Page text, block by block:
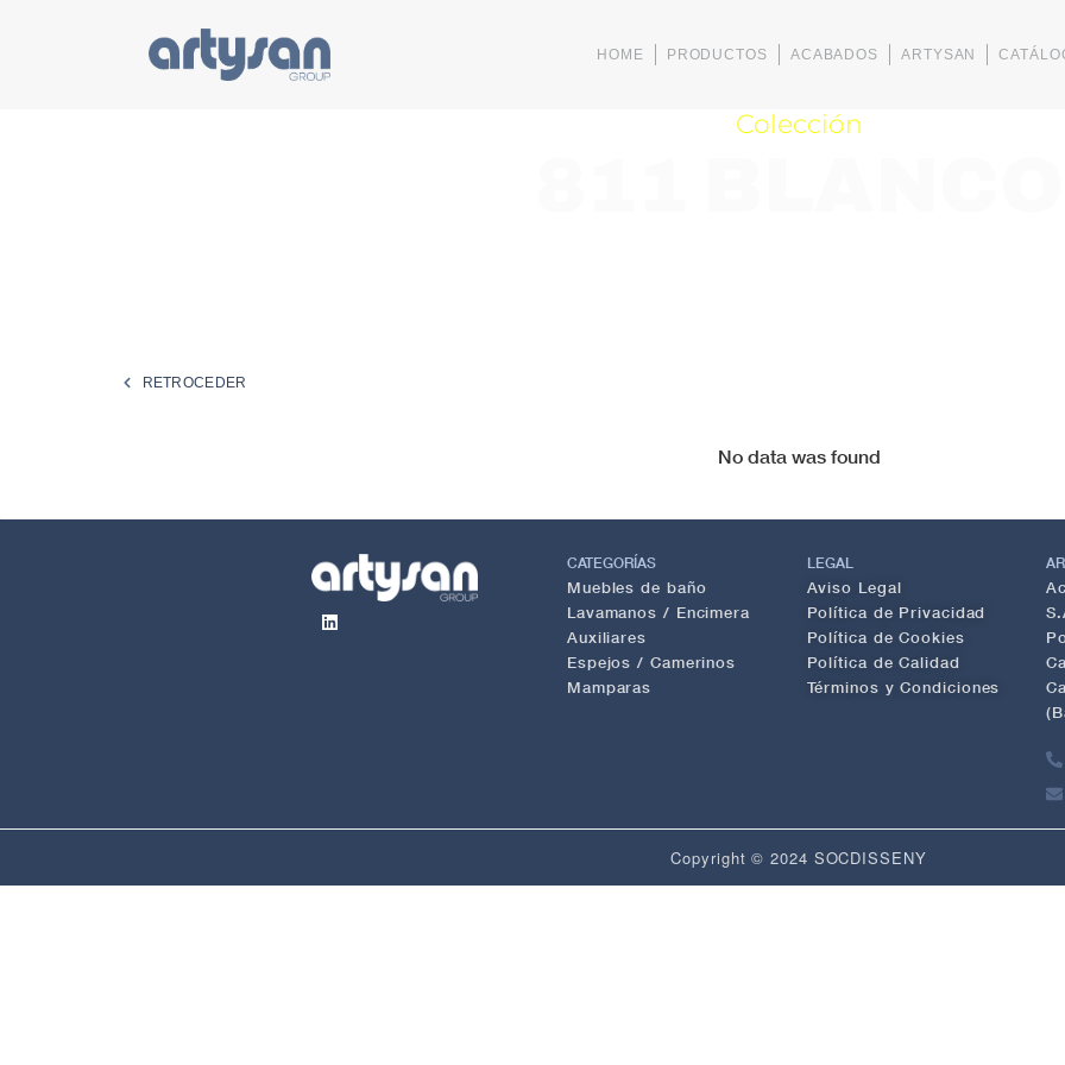
HOME PRODUCTOS ACABADOS ARTYSAN
Colección
RETROCEDER
No data was found
CATEGORÍAS
Muebles de baño
Lavamanos / Encimera
Auxiliares
Espejos / Camerinos
Mamparas
LEGAL
Aviso Legal
Política de Privacidad
Política de Cookies
Política de Calidad
Términos y Condiciones
Copyright © 2024 SOCDISSENY